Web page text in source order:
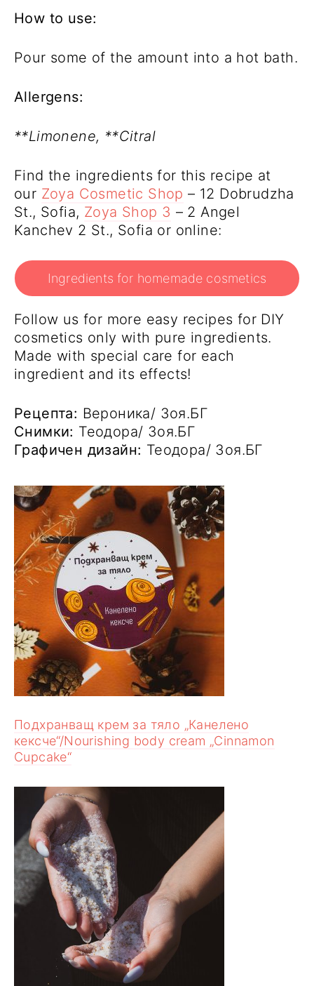
How to use:
Pour some of the amount into a hot bath.
Allergens:
**Limonene, **Citral
Find the ingredients for this recipe at
our Zoya Cosmetic Shop – 12 Dobrudzha
St., Sofia, Zoya Shop 3 – 2 Angel
Kanchev 2 St., Sofia or online:
Ingredients for homemade cosmetics
Follow us for more easy recipes for DIY
cosmetics only with pure ingredients.
Made with special care for each
ingredient and its effects!
Рецепта: Вероника/ Зоя.БГ
Снимки: Теодора/ Зоя.БГ
Графичен дизайн: Теодора/ Зоя.БГ
Подхранващ крем за тяло „Канелено
кексче“/Nourishing body cream „Cinnamon
Cupcake“